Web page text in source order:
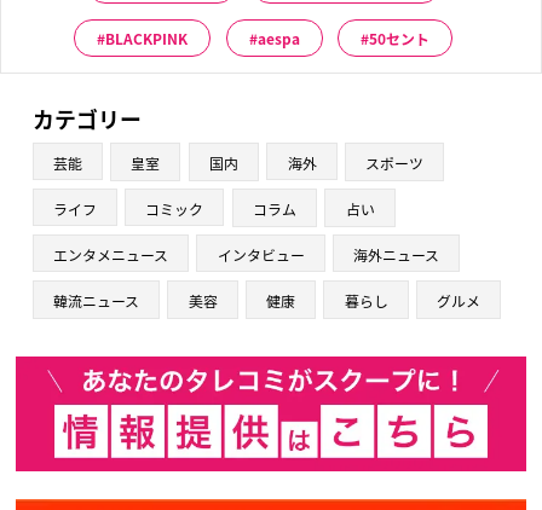
BLACKPINK aespa 50セント
カテゴリー
芸能 皇室 国内 海外 スポーツ
ライフ コミック コラム 占い
エンタメニュース インタビュー 海外ニュース
韓流ニュース 美容 健康 暮らし グルメ